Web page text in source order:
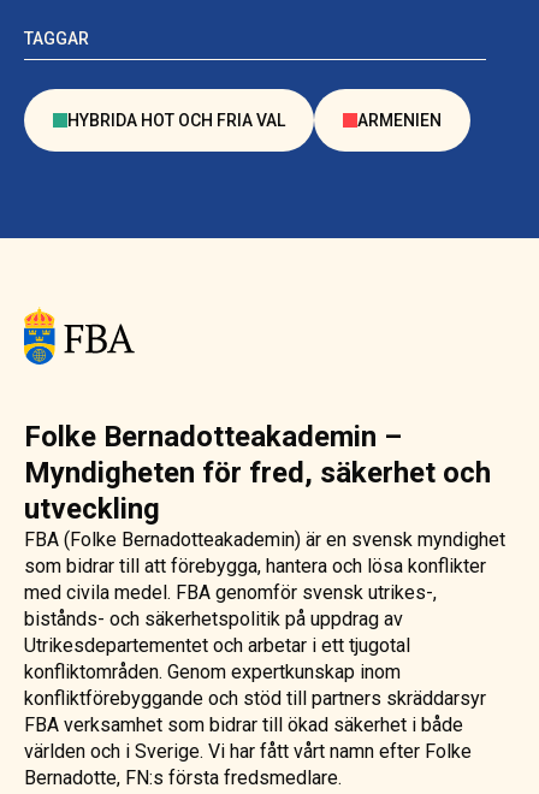
TAGGAR
HYBRIDA HOT OCH FRIA VAL ARMENIEN
Folke Bernadotteakademin –
Myndigheten för fred, säkerhet och
utveckling
FBA (Folke Bernadotteakademin) är en svensk myndighet
som bidrar till att förebygga, hantera och lösa konflikter
med civila medel. FBA genomför svensk utrikes-,
bistånds- och säkerhetspolitik på uppdrag av
Utrikesdepartementet och arbetar i ett tjugotal
konfliktområden. Genom expertkunskap inom
konfliktförebyggande och stöd till partners skräddarsyr
FBA verksamhet som bidrar till ökad säkerhet i både
världen och i Sverige. Vi har fått vårt namn efter Folke
Bernadotte, FN:s första fredsmedlare.